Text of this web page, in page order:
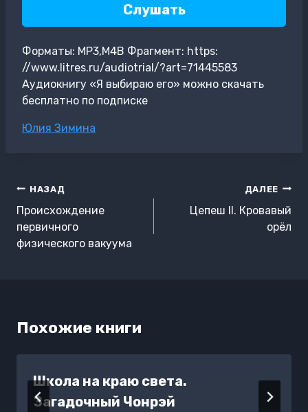
Слушать
Форматы: MP3,M4B Фрагмент: https:
//www.litres.ru/audiotrial/?art=71445583
Аудиокнигу «Я выбираю его» можно скачать
бесплатно по подписке
Метки
Юлия Зимина
Навигация
по
записям
НАЗАД
Происхождение
первичного
физического вакуума
ДАЛЕЕ
Цепеш II. Кровавый
орёл
Похожие книги
Школа на краю света.
Загадочный Чонрэй